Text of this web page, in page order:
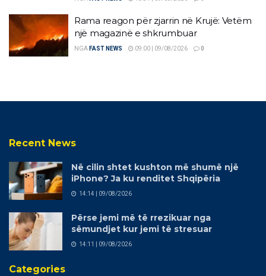
Rama reagon për zjarrin në Krujë: Vetëm
një magazinë e shkrumbuar
NGA FAST NEWS 09:00 | 09/08/2026 0
Recent News
Në cilin shtet kushton më shumë një
iPhone? Ja ku renditet Shqipëria
14:14 | 09/08/2026
Përse jemi më të rrezikuar nga
sëmundjet kur jemi të stresuar
14:11 | 09/08/2026
Categories